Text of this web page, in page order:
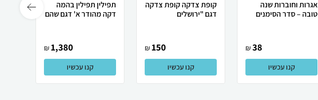
אגרות וחוברות שנה
טובה – סדר הסימנים
38
₪
קנו עכשיו
קופת צדקה קופת צדקה
דגם "ירושלים
150
₪
קנו עכשיו
תפילין תפילין בהמה
דקה מהודר א' דגם שהם
1,380
₪
קנו עכשיו